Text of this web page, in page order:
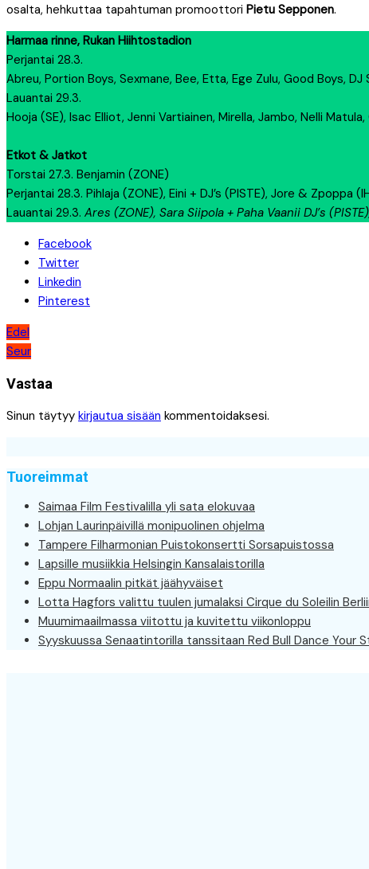
osalta, hehkuttaa tapahtuman promoottori Pietu Sepponen.
Harmaa rinne, Rukan Hiihtostadion
Perjantai 28.3.
Abreu, Portion Boys, Sexmane, Bee, Etta, Ege Zulu, Good Boys, DJ
Lauantai 29.3.
Hooja (SE), Isac Elliot, Jenni Vartiainen, Mirella, Jambo, Nelli
Etkot & Jatkot
Torstai 27.3. Benjamin (ZONE)
Perjantai 28.3. Pihlaja (ZONE), Eini + DJ’s (PISTE), Jore & Zpoppa
Lauantai 29.3. Ares (ZONE), Sara Siipola + Paha Vaanii DJ’s
Facebook
Twitter
Linkedin
Pinterest
Artikkelien
selaus
Edel
Seur
Vastaa
Sinun täytyy kirjautua sisään kommentoidaksesi.
Tuoreimmat
Saimaa Film Festivalilla yli sata elokuvaa
Lohjan Laurinpäivillä monipuolinen ohjelma
Tampere Filharmonian Puistokonsertti Sorsapuistossa
Lapsille musiikkia Helsingin Kansalaistorilla
Eppu Normaalin pitkät jäähyväiset
Lotta Hagfors valittu tuulen jumalaksi Cirque du Soleilin
Muumimaailmassa viitottu ja kuvitettu viikonloppu
Syyskuussa Senaatintorilla tanssitaan Red Bull Dance Your